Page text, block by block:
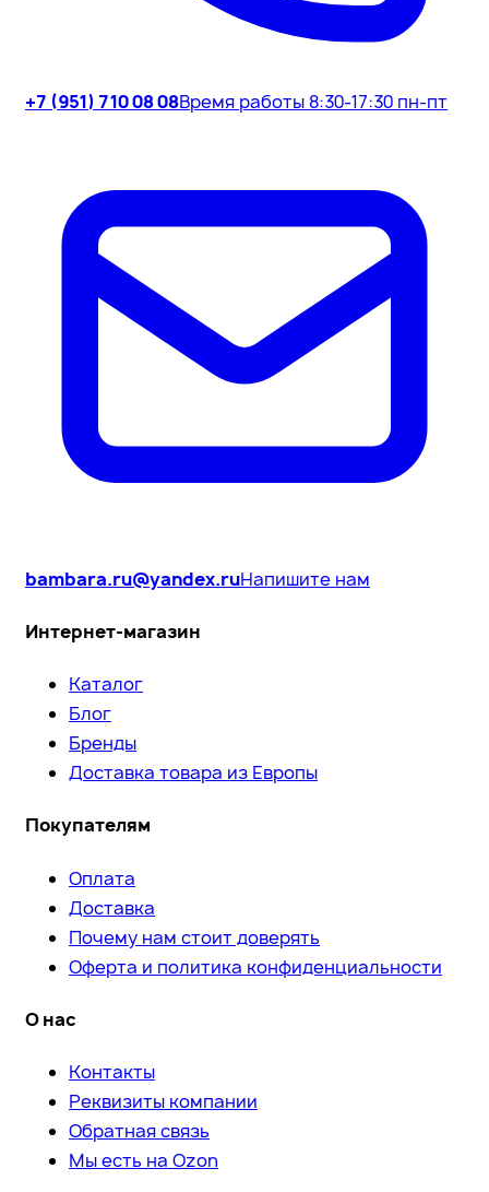
+7 (951) 710 08 08Время работы 8:30-17:30 пн-пт
bambara.ru@yandex.ruНапишите нам
Интернет-магазин
Каталог
Блог
Бренды
Доставка товара из Европы
Покупателям
Оплата
Доставка
Почему нам стоит доверять
Оферта и политика конфиденциальности
О нас
Контакты
Реквизиты компании
Обратная связь
Мы есть на Ozon